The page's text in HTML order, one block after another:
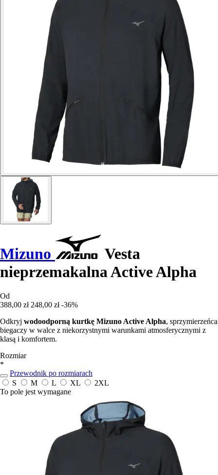
Mizuno
Vesta
nieprzemakalna Active Alpha
Od
388,00 zł 248,00 zł -36%
Odkryj wodoodporną kurtkę Mizuno Active Alpha, sprzymierzeńca
biegaczy w walce z niekorzystnymi warunkami atmosferycznymi z
klasą i komfortem.
Rozmiar
*
Przewodnik po rozmiarach
S
M L XL
2XL
To pole jest wymagane